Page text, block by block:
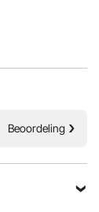
zorgt
Beoordeling